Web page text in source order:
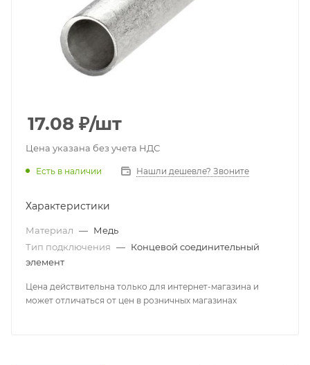
17.08 ₽/шт
Цена указана без учета НДС
Есть в наличии Нашли дешевле? Звоните
Характеристики
Материал — Медь
Тип подключения — Концевой соединительный
элемент
Цена действительна только для интернет-магазина и
может отличаться от цен в розничных магазинах